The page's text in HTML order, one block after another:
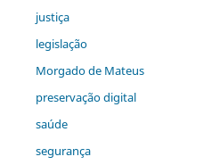
justiça
legislação
Morgado de Mateus
preservação digital
saúde
segurança